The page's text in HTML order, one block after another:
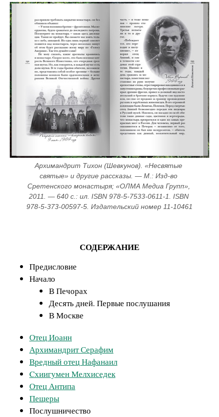
Архимандрит Тихон (Шевкунов). «Несвятые
святые» и другие рассказы. — М.: Изд-во
Сретенского монастыря; «ОЛМА Медиа Групп»,
2011. — 640 с.: ил. ISBN 978-5-7533-0611-1. ISBN
978-5-373-00597-5. Издательский номер 11-10461
СОДЕРЖАНИЕ
Предисловие
Начало
В Печорах
Десять дней. Первые послушания
В Москве
Отец Иоанн
Архимандрит Серафим
Вредный отец Нафанаил
Cхиигумен Мелхиседек
Отец Антипа
Пещеры
Послушничество